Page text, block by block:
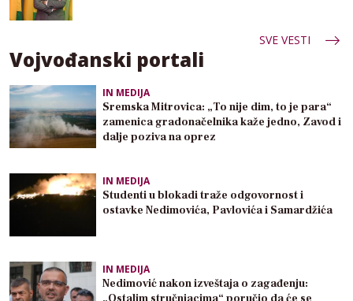
SVE VESTI
Vojvođanski portali
IN MEDIJA
Sremska Mitrovica: „To nije dim, to je para“
zamenica gradonačelnika kaže jedno, Zavod i
dalje poziva na oprez
IN MEDIJA
Studenti u blokadi traže odgovornost i
ostavke Nedimovića, Pavlovića i Samardžića
IN MEDIJA
Nedimović nakon izveštaja o zagađenju: